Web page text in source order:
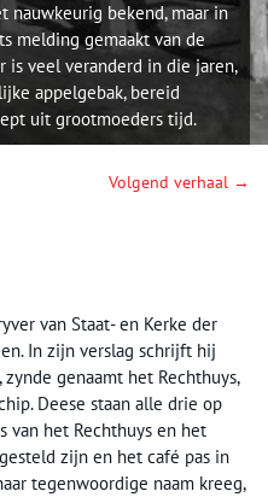
nauwkeurig bekend, maar in
melding gemaakt van de
is veel veranderd in die jaren,
appelgebak, bereid
uit grootmoeders tijd.
Volgend verhaal →
van Staat- en Kerke der
In zijn verslag schrijft hij
genaamt het Rechthuys,
Deese staan alle drie op
van het Rechthuys en het
zijn en het café pas in
tegenwoordige naam kreeg,